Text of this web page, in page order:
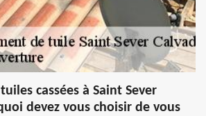
cassées à Saint Sever
devez vous choisir de vous